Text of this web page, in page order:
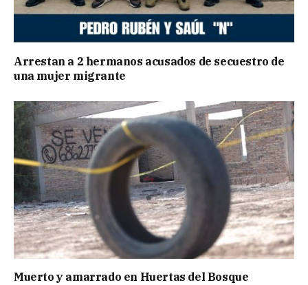
Arrestan a 2 hermanos acusados de secuestro de
una mujer migrante
Muerto y amarrado en Huertas del Bosque